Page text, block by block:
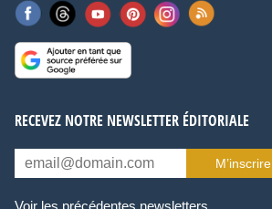
RECEVEZ NOTRE NEWSLETTER ÉDITORIALE
M’inscrire
Voir les précédentes newsletters